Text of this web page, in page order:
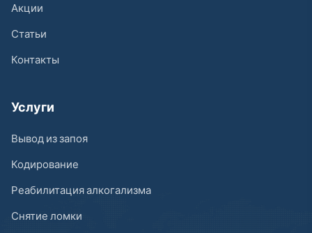
Акции
Статьи
Контакты
Услуги
Вывод из запоя
Кодирование
Реабилитация алкогализма
Снятие ломки